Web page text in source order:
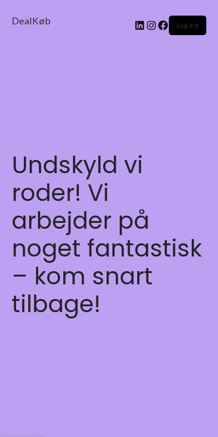
DealKøb Log ind
Undskyld vi
roder! Vi
arbejder på
noget fantastisk
– kom snart
tilbage!